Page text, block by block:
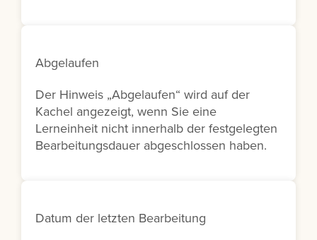
Abgelaufen
Der Hinweis „Abgelaufen“ wird auf der
Kachel angezeigt, wenn Sie eine
Lerneinheit nicht innerhalb der festgelegten
Bearbeitungsdauer abgeschlossen haben.
Datum der letzten Bearbeitung